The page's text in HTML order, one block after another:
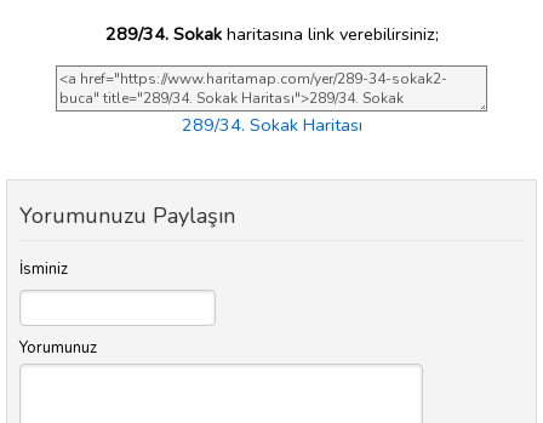
289/34. Sokakharitasına link verebilirsiniz;
289/34. Sokak Haritası
Yorumunuzu Paylaşın
İsminiz
Yorumunuz